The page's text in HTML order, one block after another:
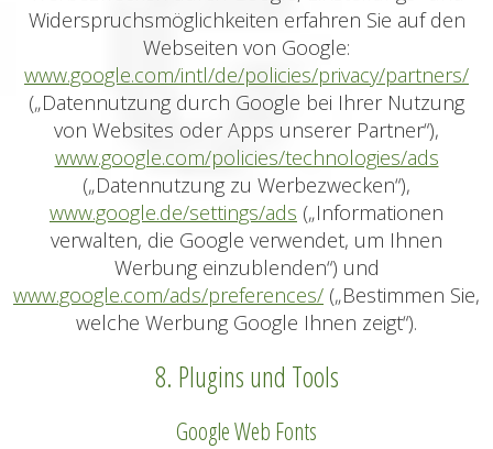
Widerspruchsmöglichkeiten erfahren Sie auf den
Webseiten von Google:
www.google.com/intl/de/policies/privacy/partners/
(„Datennutzung durch Google bei Ihrer Nutzung
von Websites oder Apps unserer Partner“),
www.google.com/policies/technologies/ads
(„Datennutzung zu Werbezwecken“),
www.google.de/settings/ads („Informationen
verwalten, die Google verwendet, um Ihnen
Werbung einzublenden“) und
www.google.com/ads/preferences/ („Bestimmen Sie,
welche Werbung Google Ihnen zeigt“).
8. Plugins und Tools
Google Web Fonts